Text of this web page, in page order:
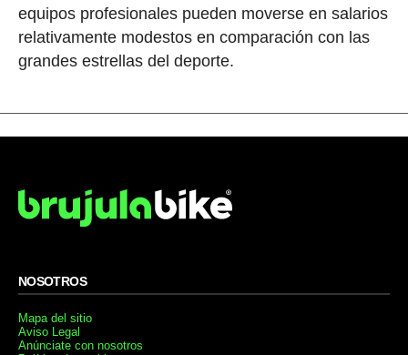
equipos profesionales pueden moverse en salarios
relativamente modestos en comparación con las
grandes estrellas del deporte.
NOSOTROS
Mapa del sitio
Aviso Legal
Anúnciate con nosotros